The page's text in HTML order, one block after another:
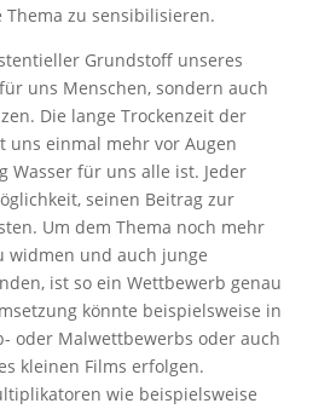
zu sensibilisieren.
Grundstoff unseres
uns Menschen, sondern auch
Die lange Trockenzeit der
uns einmal mehr vor Augen
Wasser für uns alle ist. Jeder
seinen Beitrag zur
Um dem Thema noch mehr
widmen und auch junge
ist so ein Wettbewerb genau
könnte beispielsweise in
oder Malwettbewerbs oder auch
kleinen Films erfolgen.
wie beispielsweise